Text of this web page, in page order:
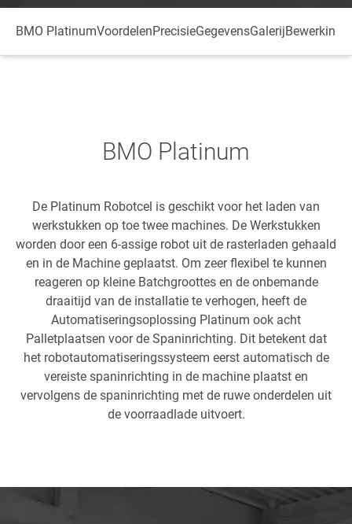
BMO PlatinumVoordelenPrecisieGegevensGalerij
BMO Platinum
De Platinum Robotcel is geschikt voor het laden van
werkstukken op toe twee machines. De Werkstukken
worden door een 6-assige robot uit de rasterladen gehaald
en in de Machine geplaatst. Om zeer flexibel te kunnen
reageren op kleine Batchgroottes en de onbemande
draaitijd van de installatie te verhogen, heeft de
Automatiseringsoplossing Platinum ook acht
Palletplaatsen voor de Spaninrichting. Dit betekent dat
het robotautomatiseringssysteem eerst automatisch de
vereiste spaninrichting in de machine plaatst en
vervolgens de spaninrichting met de ruwe onderdelen uit
de voorraadlade uitvoert.